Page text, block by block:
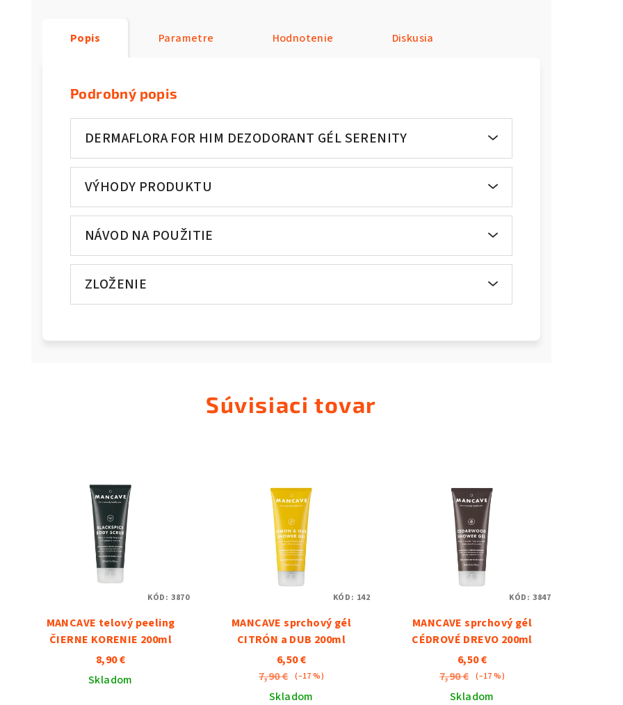
Popis Parametre Hodnotenie Diskusia
Podrobný popis
DERMAFLORA FOR HIM DEZODORANT GÉL SERENITY
VÝHODY PRODUKTU
NÁVOD NA POUŽITIE
ZLOŽENIE
Súvisiaci tovar
MANCAVE telový peeling
ČIERNE KORENIE 200ml
8,90 €
Skladom
KÓD: 3870
MANCAVE sprchový gél
CITRÓN a DUB 200ml
6,50 €
7,90 € (–17 %)
Skladom
KÓD: 142
MANCAVE sprchový gél
CÉDROVÉ DREVO 200ml
6,50 €
7,90 € (–17 %)
Skladom
KÓD: 3847